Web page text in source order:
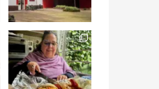
Me tocó rosca de
Tagers un
restaurante de
Avenida...
50 10